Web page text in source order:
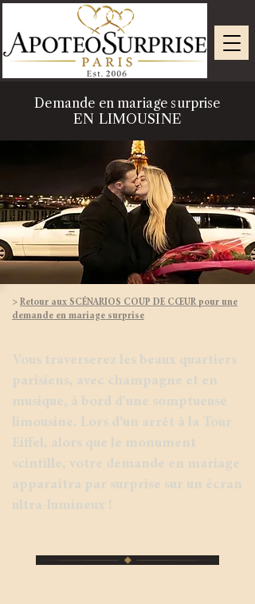
Demande en mariage surprise
EN LIMOUSINE
> Retour aux SCÉNARIOS COUP DE CŒUR pour une
demande en mariage surprise
Vous traverserez les beaux quartiers
parisiens, avec champagne et en
musique, à bord d'une somptueuse
limousine. Lors d’un arrêt à la Tour
Eiffel, alors que le monument
scintille, votre demande en mariage
apparaîtra par surprise sur un écran
ultra-lumineux !